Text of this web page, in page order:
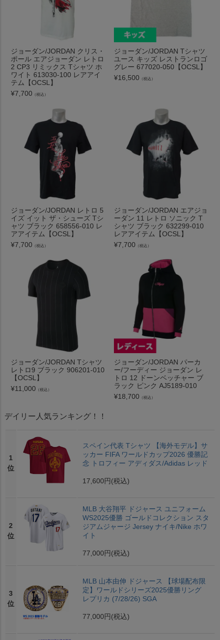
ジョーダン/JORDAN クリス・
ポール エアジョーダン レトロ
2 CP3 リミックス Tシャツ ホ
ワイト 613030-100 レアアイ
テム【OCSL】
¥7,700 （税込）
ジョーダン/JORDAN Tシャツ
ユース キッズ レストランロゴ
グレー 677020-050【OCSL】
¥16,500 （税込）
ジョーダン/JORDAN レトロ 5
イズ イット ザ・シューズ Tシ
ャツ ブラック 658556-010 レ
アアイテム【OCSL】
¥7,700 （税込）
ジョーダン/JORDAN エアジョ
ーダン 11 レトロ ソニック T
シャツ ブラック 632299-010
レアアイテム【OCSL】
¥7,700 （税込）
ジョーダン/JORDAN Tシャツ
レトロ9 ブラック 906201-010
【OCSL】
¥11,000 （税込）
ジョーダン/JORDAN パーカ
ー/フーディー ジョーダン レ
トロ 12 ドーンベッチャー ブ
ラック ピンク AJ5189-010
¥18,700 （税込）
デイリー人気ランキング！！
1
位
スペイン代表 Tシャツ 【海外モデル】サ
ッカー FIFA ワールドカップ2026 優勝記
念 トロフィー アディダス/Adidas レッド
17,600円 (税込)
2
位
MLB 大谷翔平 ドジャース ユニフォーム
WS2025優勝 ゴールドコレクション スタ
ジアムジャージ Jersey ナイキ/Nike ホワ
イト
77,000円 (税込)
3
位
MLB 山本由伸 ドジャース 【球場配布限
定】ワールドシリーズ2025優勝リング
レプリカ (7/28/26) SGA
77,000円 (税込)